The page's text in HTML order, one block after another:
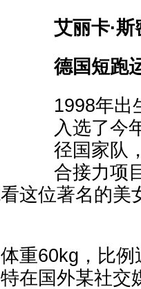
艾丽卡·斯
德国短跑
1998年出
入选了今
径国家队
合接力项
这位著名的美
重60kg，比
在国外某社交